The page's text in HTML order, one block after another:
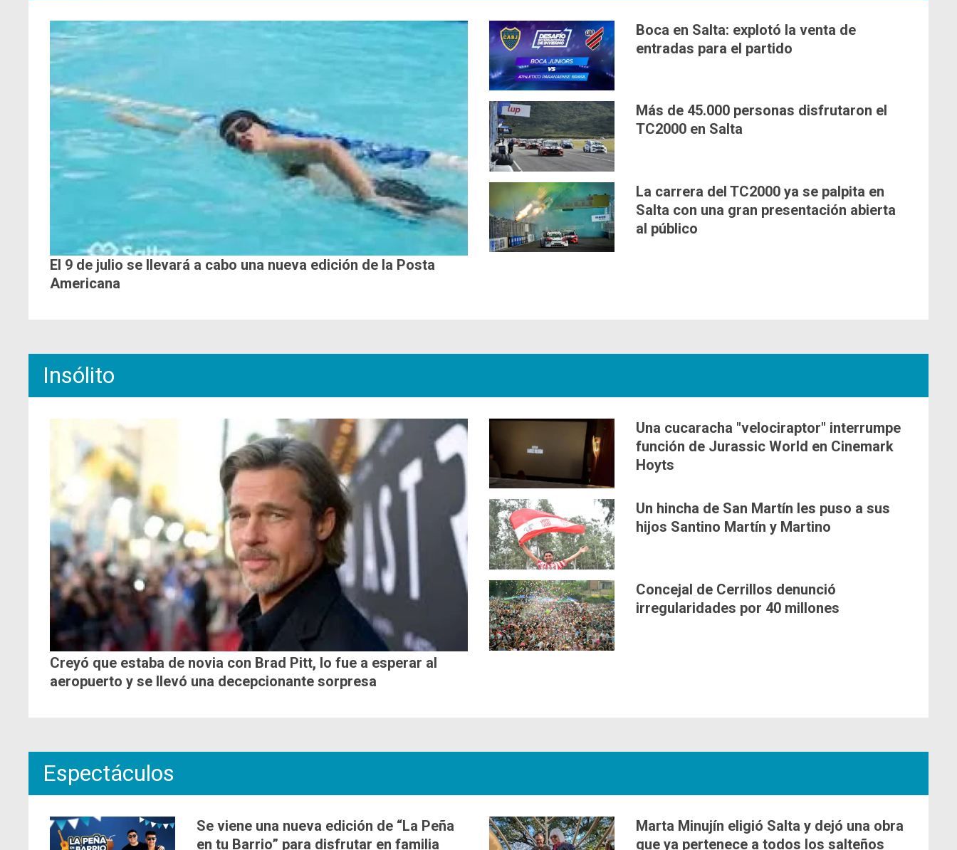
El 9 de julio se llevará a cabo una nueva edición de la Posta
Americana
Boca en Salta: explotó la venta de
entradas para el partido
Más de 45.000 personas disfrutaron el
TC2000 en Salta
La carrera del TC2000 ya se palpita en
Salta con una gran presentación abierta
al público
Insólito
Creyó que estaba de novia con Brad Pitt, lo fue a esperar al
aeropuerto y se llevó una decepcionante sorpresa
Una cucaracha "velociraptor" interrumpe
función de Jurassic World en Cinemark
Hoyts
Un hincha de San Martín les puso a sus
hijos Santino Martín y Martino
Concejal de Cerrillos denunció
irregularidades por 40 millones
Espectáculos
Se viene una nueva edición de “La Peña
en tu Barrio” para disfrutar en familia
Marta Minujín eligió Salta y dejó una obra
que ya pertenece a todos los salteños